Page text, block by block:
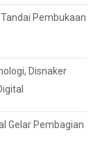
Pembukaan
Disnaker
Gelar Pembagian